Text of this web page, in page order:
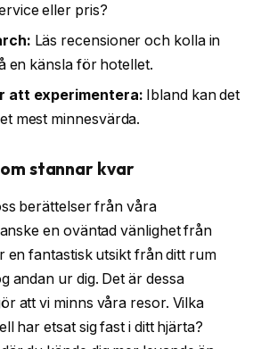
eller pris?
Läs recensioner och kolla in
en känsla för hotellet.
att experimentera: Ibland kan det
mest minnesvärda.
stannar kvar
berättelser från våra
en oväntad vänlighet från
en fantastisk utsikt från ditt rum
andan ur dig. Det är dessa
att vi minns våra resor. Vilka
har etsat sig fast i ditt hjärta?